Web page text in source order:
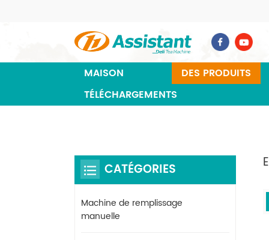
MAISON DES PRODUITS
TÉLÉCHARGEMENTS
CATÉGORIES
Machine de remplissage
manuelle